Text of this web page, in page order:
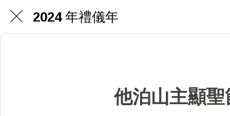
2024 年禮儀年
他泊山主顯聖